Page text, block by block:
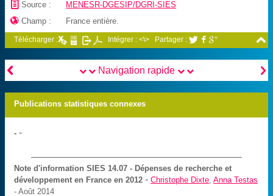
📄 Source : MENESR-DGESIP/DGRI-SIES
 Champ : France entière.

Télécharger : Intégrer : <\> Partager :   
 
Navigation rapide
Publications statistiques connexes
--
Note d'information SIES 14.07 - Dépenses de recherche et
développement en France en 2012 -Christophe Dixte,Anna Testas
- Août 2014